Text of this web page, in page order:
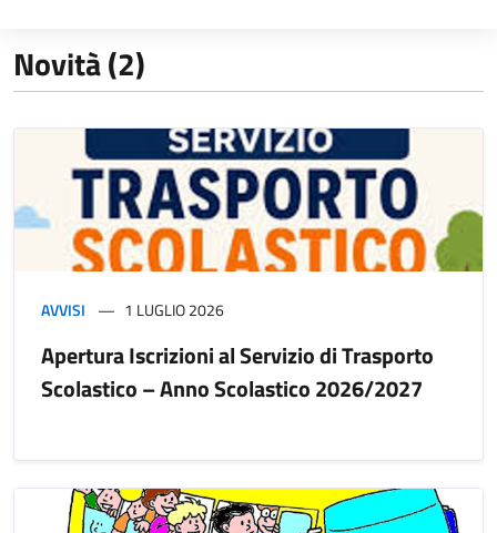
Novità (2)
AVVISI 1 LUGLIO 2026
Apertura Iscrizioni al Servizio di Trasporto
Scolastico – Anno Scolastico 2026/2027